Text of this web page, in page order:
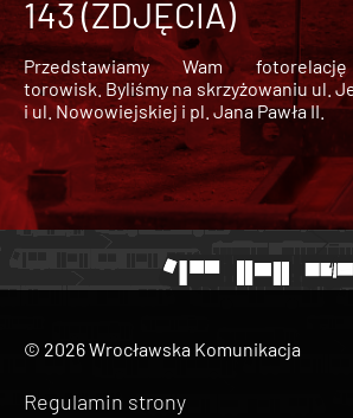
143 (ZDJĘCIA)
Przedstawiamy Wam
torowisk. Byliśmy na skrzyżowaniu ul.
i ul. Nowowiejskiej i pl. Jana Pawła II.
© 2026 Wrocławska Komunikacja
Regulamin strony